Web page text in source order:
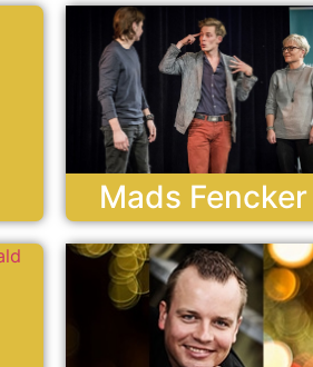
Mads Fencker